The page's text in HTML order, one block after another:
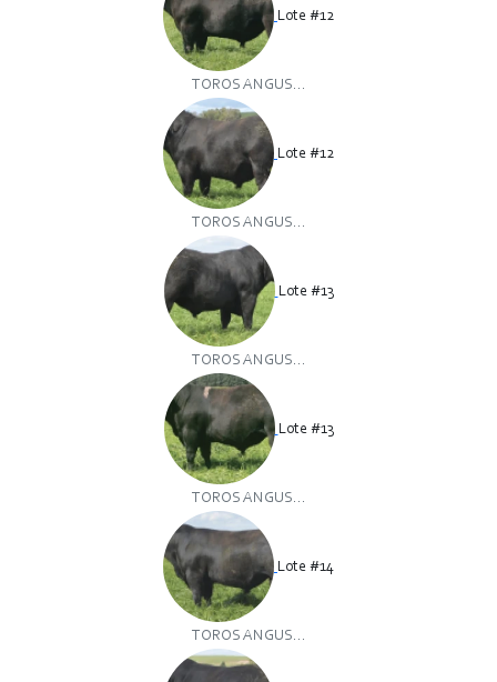
Lote #12
TOROS ANGUS...
Lote #12
TOROS ANGUS...
Lote #13
TOROS ANGUS...
Lote #13
TOROS ANGUS...
Lote #14
TOROS ANGUS...